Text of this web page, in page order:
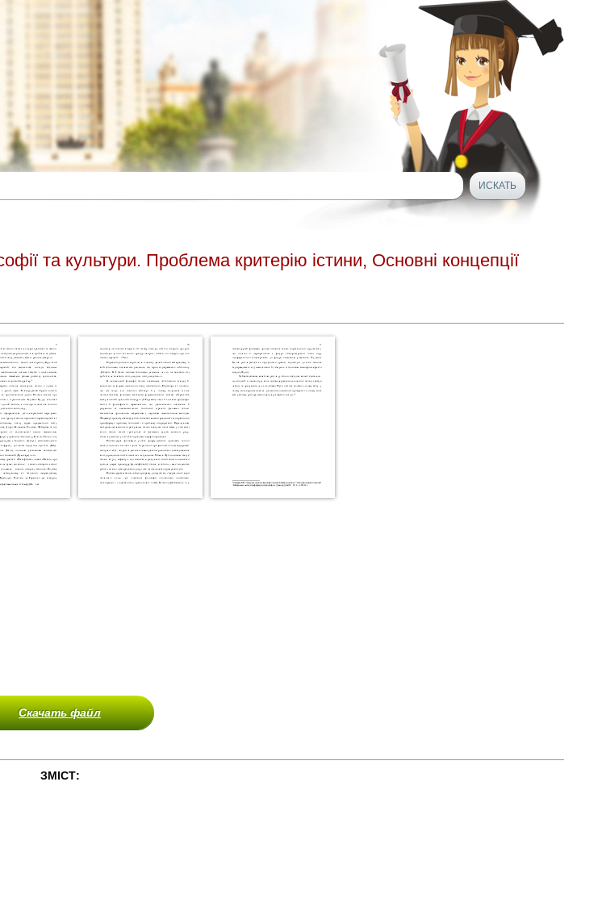
та культури. Проблема критерію істини, Основні концепції
Скачать файл
ЗМІСТ: